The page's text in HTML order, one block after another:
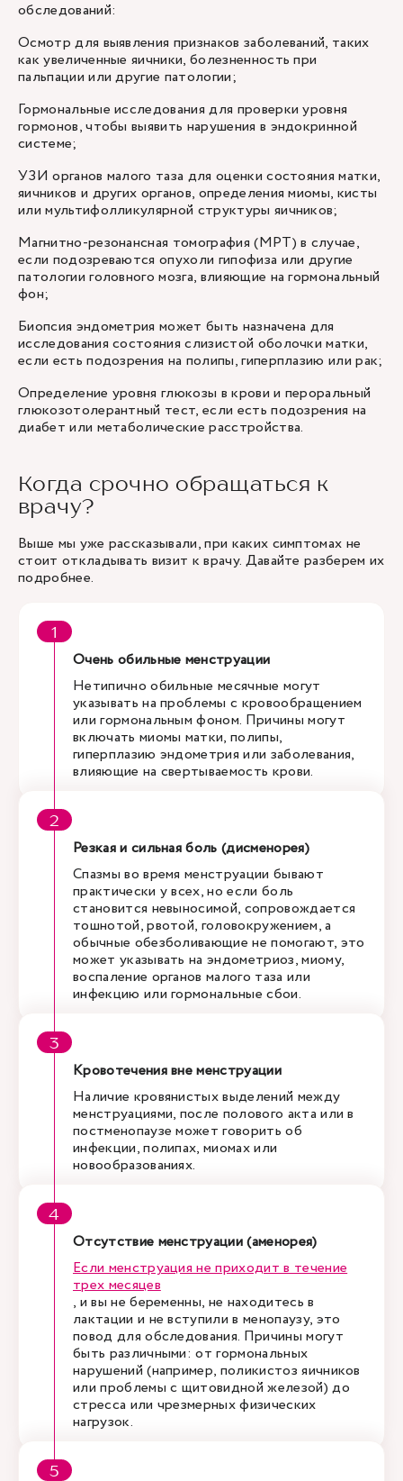
обследований:
Осмотр для выявления признаков заболеваний, таких
как увеличенные яичники, болезненность при
пальпации или другие патологии;
Гормональные исследования для проверки уровня
гормонов, чтобы выявить нарушения в эндокринной
системе;
УЗИ органов малого таза для оценки состояния матки,
яичников и других органов, определения миомы, кисты
или мультифолликулярной структуры яичников;
Магнитно-резонансная томография (МРТ) в случае,
если подозреваются опухоли гипофиза или другие
патологии головного мозга, влияющие на гормональный
фон;
Биопсия эндометрия может быть назначена для
исследования состояния слизистой оболочки матки,
если есть подозрения на полипы, гиперплазию или рак;
Определение уровня глюкозы в крови и пероральный
глюкозотолерантный тест, если есть подозрения на
диабет или метаболические расстройства.
Когда срочно обращаться к
врачу?
Выше мы уже рассказывали, при каких симптомах не
стоит откладывать визит к врачу. Давайте разберем их
подробнее.
Очень обильные менструации
Нетипично обильные месячные могут
указывать на проблемы с кровообращением
или гормональным фоном. Причины могут
включать миомы матки, полипы,
гиперплазию эндометрия или заболевания,
влияющие на свертываемость крови.
Резкая и сильная боль (дисменорея)
Спазмы во время менструации бывают
практически у всех, но если боль
становится невыносимой, сопровождается
тошнотой, рвотой, головокружением, а
обычные обезболивающие не помогают, это
может указывать на эндометриоз, миому,
воспаление органов малого таза или
инфекцию или гормональные сбои.
Кровотечения вне менструации
Наличие кровянистых выделений между
менструациями, после полового акта или в
постменопаузе может говорить об
инфекции, полипах, миомах или
новообразованиях.
Отсутствие менструации (аменорея)
Если менструация не приходит в течение
трех месяцев
, и вы не беременны, не находитесь в
лактации и не вступили в менопаузу, это
повод для обследования. Причины могут
быть различными: от гормональных
нарушений (например, поликистоз яичников
или проблемы с щитовидной железой) до
стресса или чрезмерных физических
нагрузок.